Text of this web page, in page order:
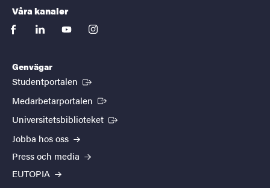
Våra kanaler
facebooklinkedinyoutubeinstagram
Genvägar
Studentportalen (Extern länk)
Medarbetarportalen (Extern länk)
Universitetsbiblioteket (Extern länk)
Jobba hos oss
Press och media
EUTOPIA